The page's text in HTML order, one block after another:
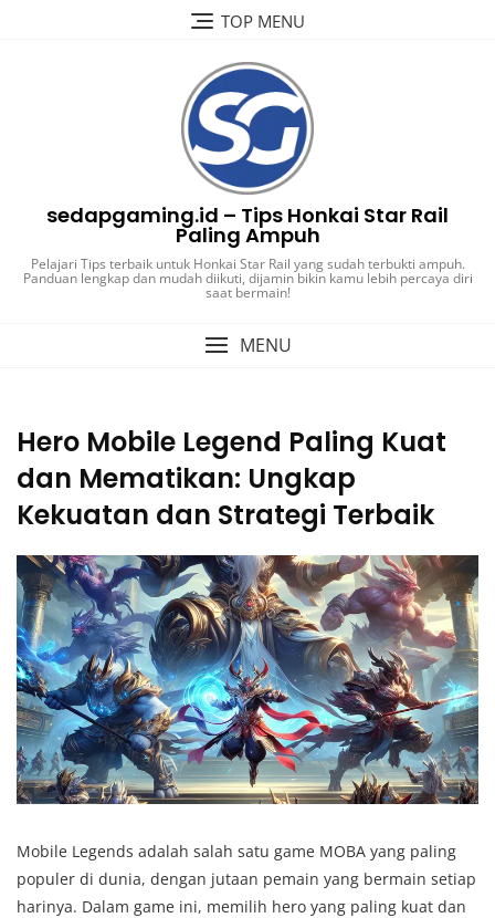
TOP MENU
sedapgaming.id – Tips Honkai Star Rail
Paling Ampuh
Pelajari Tips terbaik untuk Honkai Star Rail yang sudah terbukti ampuh.
Panduan lengkap dan mudah diikuti, dijamin bikin kamu lebih percaya diri
saat bermain!
MENU
Hero Mobile Legend Paling Kuat
dan Mematikan: Ungkap
Kekuatan dan Strategi Terbaik
Mobile Legends adalah salah satu game MOBA yang paling
populer di dunia, dengan jutaan pemain yang bermain setiap
harinya. Dalam game ini, memilih hero yang paling kuat dan